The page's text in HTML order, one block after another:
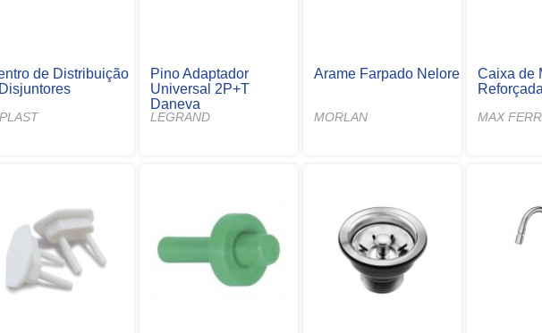
de Distribuição
Pino Adaptador
Universal 2P+T
Daneva
LEGRAND
Arame Farpado Nelore
MORLAN
Caixa de
Reforçada
MAX